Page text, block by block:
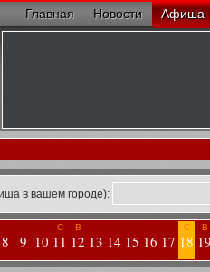
Главная Новости Афиша
в вашем городе):
8 9 10
С
11
В
12 13 14 15 16 17
С
18
В